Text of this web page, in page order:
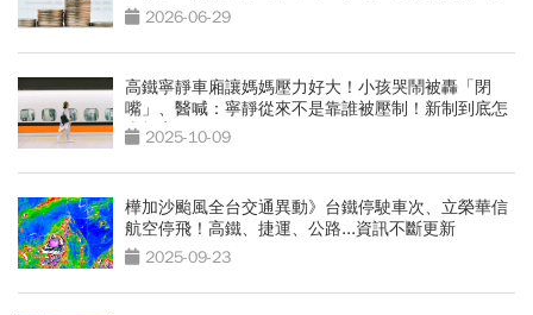
2026-06-29
高鐵寧靜車廂讓媽媽壓力好大！小孩哭鬧被轟「閉
嘴」、醫喊：寧靜從來不是靠誰被壓制！新制到底怎
麼規定
2025-10-09
樺加沙颱風全台交通異動》台鐵停駛車次、立榮華信
航空停飛！高鐵、捷運、公路...資訊不斷更新
2025-09-23